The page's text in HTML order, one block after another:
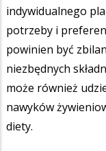
indywidualnego
potrzeby i
powinien być
niezbędnych
może również
nawyków
diety.